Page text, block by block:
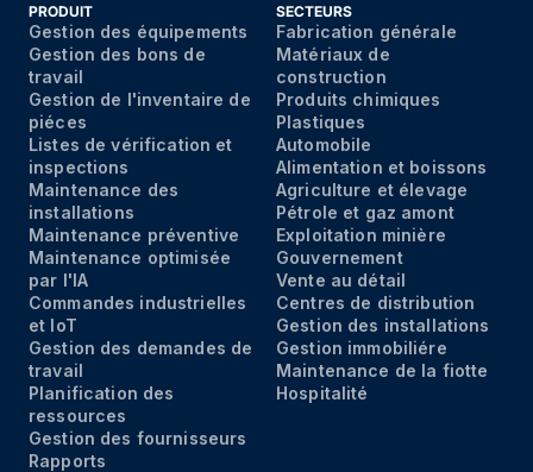
PRODUIT
Gestion des équipements
Gestion des bons de
travail
Gestion de l'inventaire de
piéces
Listes de vérification et
inspections
Maintenance des
installations
Maintenance préventive
Maintenance optimisée
par I'IA
Commandes industrielles
et IoT
Gestion des demandes de
travail
Planification des
ressources
Gestion des fournisseurs
Rapports
SECTEURS
Fabrication générale
Matériaux de
construction
Produits chimiques
Plastiques
Automobile
Alimentation et boissons
Agriculture et élevage
Pétrole et gaz amont
Exploitation minière
Gouvernement
Vente au détail
Centres de distribution
Gestion des installations
Gestion immobiliére
Maintenance de la fiotte
Hospitalité